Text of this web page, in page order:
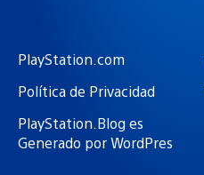
PlayStation.com
Política de Privacidad
PlayStation.Blog es
Generado por WordPres